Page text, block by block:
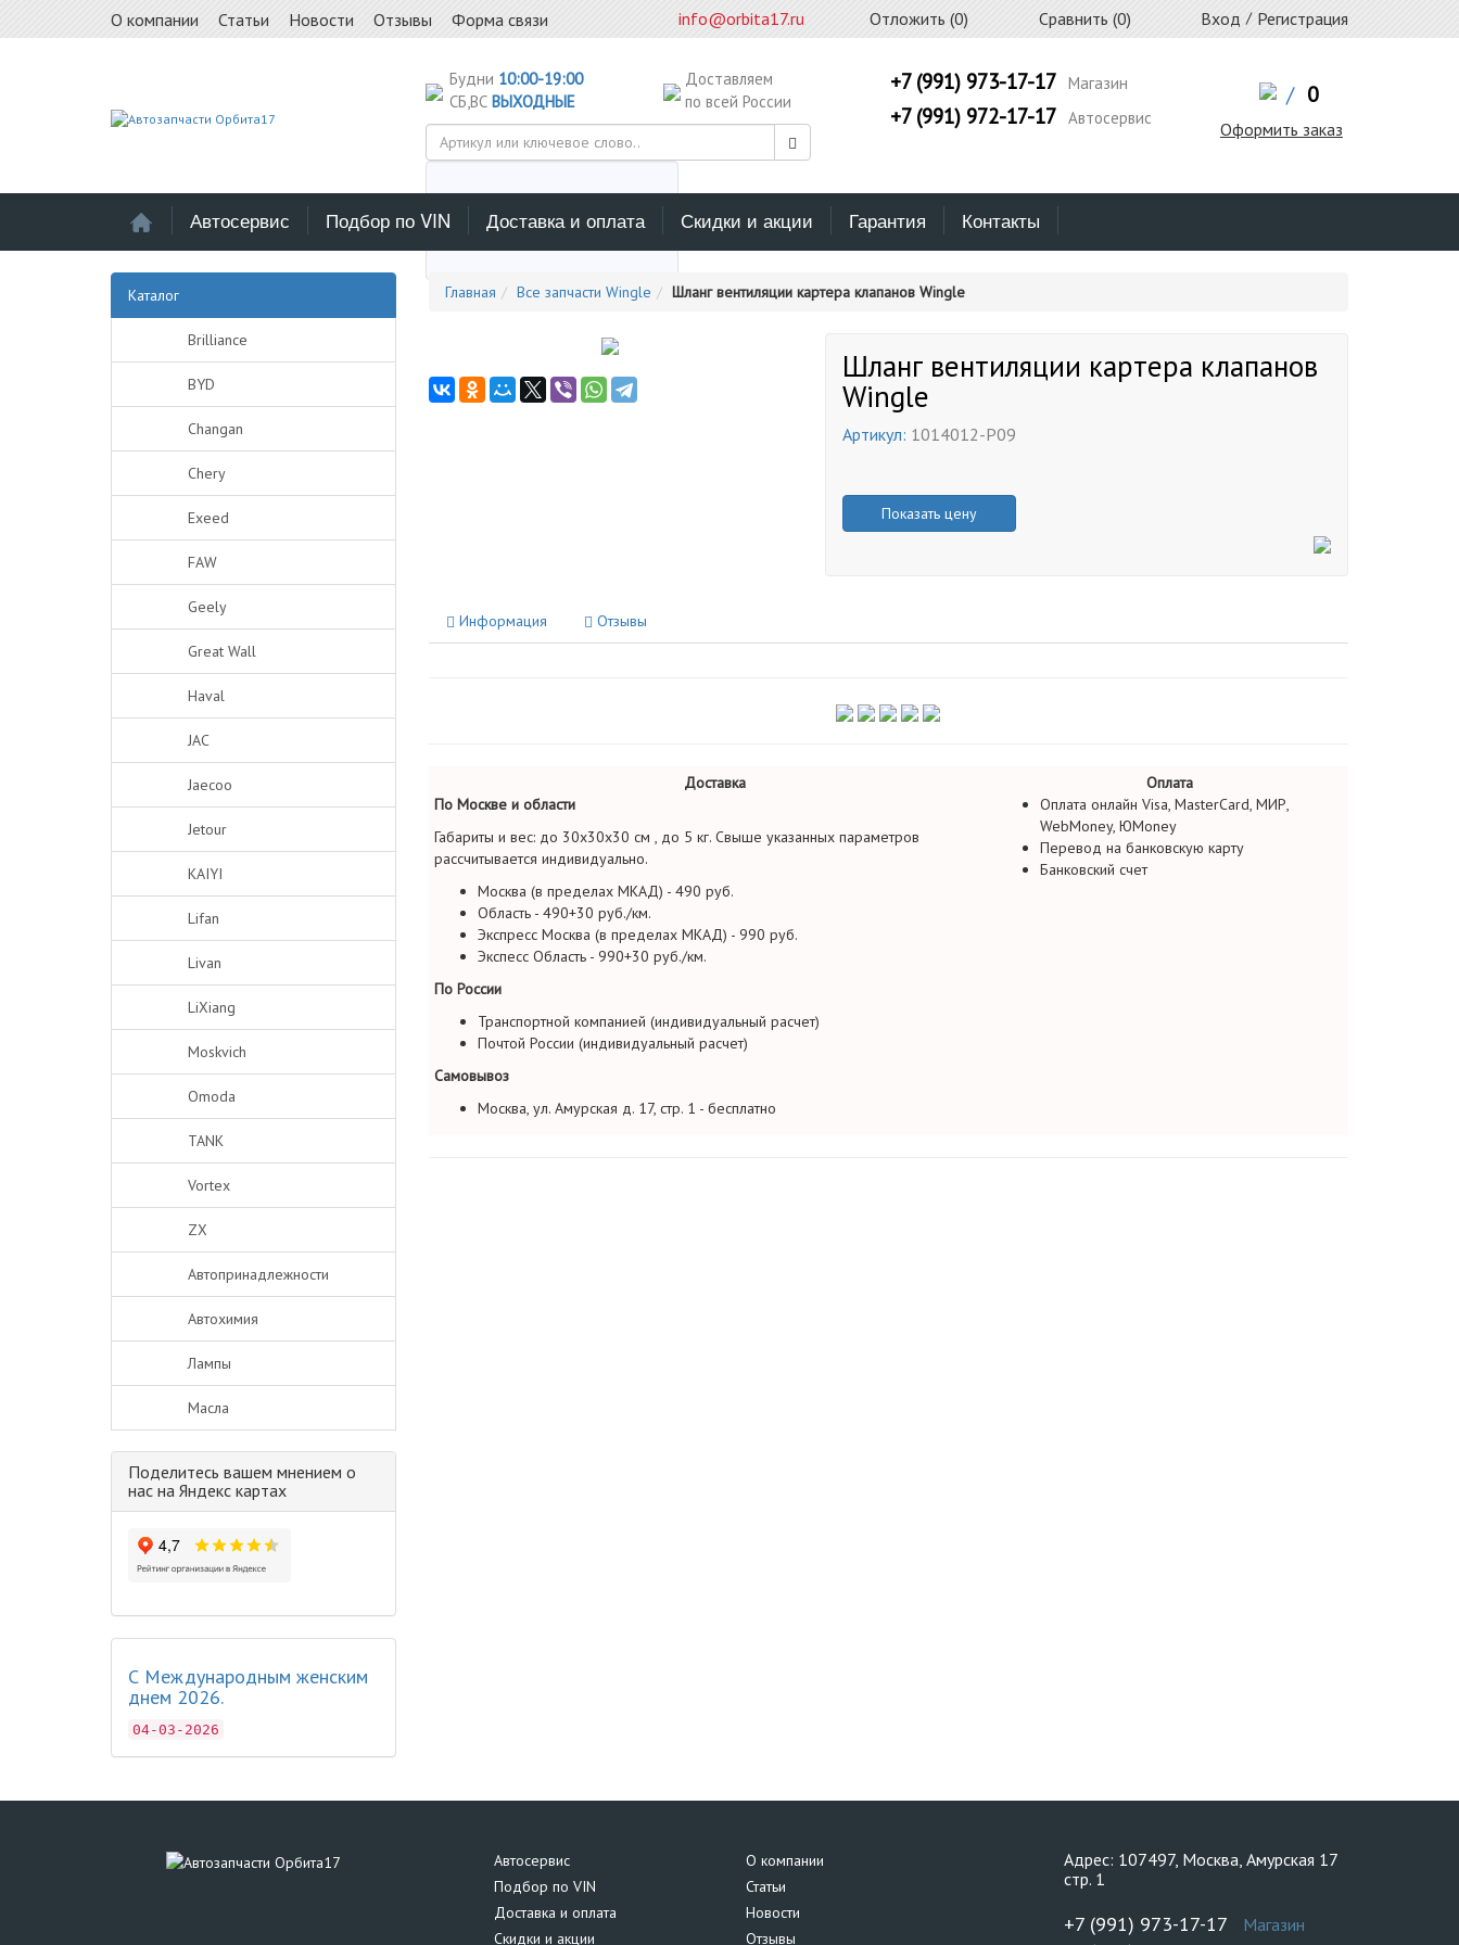
О компании Статьи Новости Отзывы Форма связи info@orbita17.ru Отложить (0) Сравнить (0) Вход / Регистрация
Будни 10:00-19:00
СБ,ВС ВЫХОДНЫЕ
Доставляем
по всей России
Выберите каталог поиска
+7 (991) 973-17-17 Магазин
+7 (991) 972-17-17 Автосервис
/ 0
Оформить заказ
Автосервис Подбор по VIN Доставка и оплата Скидки и акции Гарантия Контакты
Каталог
Brilliance
BYD
Changan
Chery
Exeed
FAW
Geely
Great Wall
Haval
JAC
Jaecoo
Jetour
KAIYI
Lifan
Livan
LiXiang
Moskvich
Omoda
TANK
Vortex
ZX
Автопринадлежности
Автохимия
Лампы
Масла
Поделитесь вашем мнением о
нас на Яндекс картах
С Международным женским
днем 2026.
04-03-2026
Главная Все запчасти Wingle Шланг вентиляции картера клапанов Wingle
Шланг вентиляции картера клапанов
Wingle
Артикул: 1014012-P09
Показать цену
Информация Отзывы
Доставка
Оплата
По Москве и области
Габариты и вес: до 30х30х30 см , до 5 кг. Свыше указанных параметров
рассчитывается индивидуально.
Москва (в пределах МКАД) - 490 руб.
Область - 490+30 руб./км.
Экспресс Москва (в пределах МКАД) - 990 руб.
Экспесс Область - 990+30 руб./км.
По России
Транспортной компанией (индивидуальный расчет)
Почтой России (индивидуальный расчет)
Самовывоз
Москва, ул. Амурская д. 17, стр. 1 - бесплатно
Оплата онлайн Visa, MasterCard, МИР,
WebMoney, ЮMoney
Перевод на банковскую карту
Банковский счет
Автосервис
Подбор по VIN
Доставка и оплата
Скидки и акции
О компании
Статьи
Новости
Отзывы
Адрес: 107497, Москва, Амурская 17
стр. 1
+7 (991) 973-17-17 Магазин